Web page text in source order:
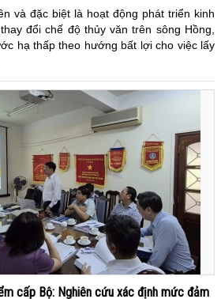
và đặc biệt là hoạt động phát triển kinh
đổi chế độ thủy văn trên sông Hồng,
hạ thấp theo hướng bất lợi cho việc lấy
cấp Bộ: Nghiên cứu xác định mức đảm